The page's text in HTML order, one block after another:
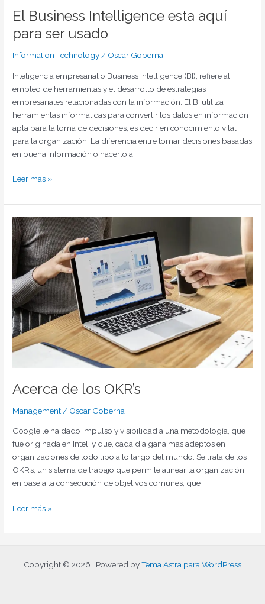
El Business Intelligence esta aquí
para ser usado
Information Technology / Oscar Goberna
Inteligencia empresarial o Business Intelligence (BI), refiere al
empleo de herramientas y el desarrollo de estrategias
empresariales relacionadas con la información. El BI utiliza
herramientas informáticas para convertir los datos en información
apta para la toma de decisiones, es decir en conocimiento vital
para la organización. La diferencia entre tomar decisiones basadas
en buena información o hacerlo a
Leer más »
Acerca de los OKR’s
Management / Oscar Goberna
Google le ha dado impulso y visibilidad a una metodología, que
fue originada en Intel y que, cada día gana mas adeptos en
organizaciones de todo tipo a lo largo del mundo. Se trata de los
OKR’s, un sistema de trabajo que permite alinear la organización
en base a la consecución de objetivos comunes, que
Acerca
de
los
OKR’s
Leer más »
Copyright © 2026 | Powered byTema Astra para WordPress